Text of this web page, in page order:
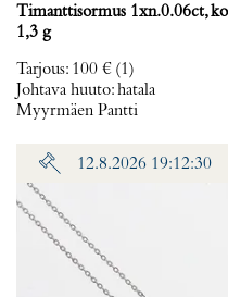
Timanttisormus 1xn.0.06ct,
1,3 g
Tarjous: 100 € (1)
Johtava huuto:hatala
Myyrmäen Pantti
12.8.2026 19:12:30